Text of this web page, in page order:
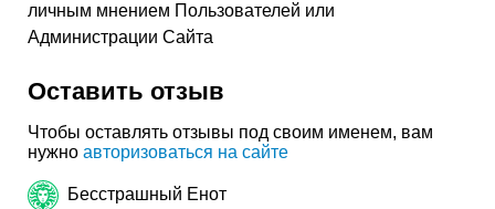
личным мнением Пользователей или
Администрации Сайта
Оставить отзыв
Чтобы оставлять отзывы под своим именем, вам
нужно авторизоваться на сайте
Бесстрашный Енот